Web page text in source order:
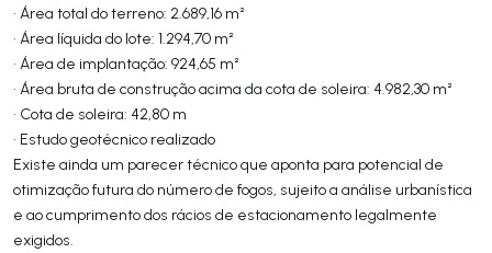
• Área total do terreno: 2.689,16 m²
• Área líquida do lote: 1.294,70 m²
• Área de implantação: 924,65 m²
• Área bruta de construção acima da cota de soleira: 4.982,30 m²
• Cota de soleira: 42,80 m
• Estudo geotécnico realizado
Existe ainda um parecer técnico que aponta para potencial de
otimização futura do número de fogos, sujeito a análise urbanística
e ao cumprimento dos rácios de estacionamento legalmente
exigidos.